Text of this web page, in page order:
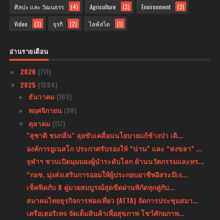
ศิลปะ และ วัฒนธรร (4) Agriculture (3) Environment (3)
Video (3) ธุรกิ (2) ไลฟ์สไต (1)
อ่านรายเดือน
► 2026 (711)
▼ 2025 (1594)
► ธันวาคม (103)
► พฤศจิกายน (98)
▼ ตุลาคม (117)
"สุชาติ ชมกลิ่น" ลุยขับเคลื่อนนโยบายแก้ช้างป่า เดิ...
องค์การยูเนสโก ประกาศรับรองให้ “น่าน” และ “สงขลา” ...
จุฬาฯ ชวนเปิดมุมมองผู้นำระดับโลก ด้านนวัตกรรมและทร...
“กอช. มุ่งส่งเสริมการออมให้ผู้ประกอบอาชีพอิสระมีเง...
เช็คฟิดกับ 8 คู่มวยสมบูรณ์สุดขีดผ่านพิกัดทุกคู่กับ...
สมาคมไทยธุรกิจการท่องเที่ยว (ATTA) จัดการประชุมสมา...
เครือเฮอริเทจ จัดเต็มสินค้าเพื่อสุขภาพ โชว์ศักยภาพ...